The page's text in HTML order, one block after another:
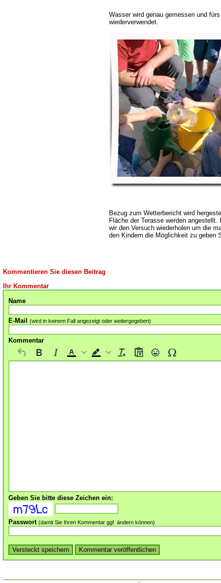
Wasser wird genau gemessen und
wiederverwendet.
Bezug zum Wetterbericht wird
Fläche der Terasse werden
wir den Versuch wiederholen um die
den Kindern die Möglichkeit zu geben
Kommentieren Sie diesen Beitrag
Ihr Kommentar
Name
E-Mail (wird in keinem Fall angezeigt oder weitergegeben)
Kommentar
Geben Sie bitte diese Zeichen ein:
Passwort (damit Sie Ihren Kommentar ggf. ändern können)